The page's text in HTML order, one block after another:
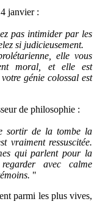
janvier :
pas intimider par les
si judicieusement.
elle vous
moral, et elle est
génie colossal est
de philosophie :
sortir de la tombe la
vraiment ressuscitée.
qui parlent pour la
avec calme
"
parmi les plus vives,